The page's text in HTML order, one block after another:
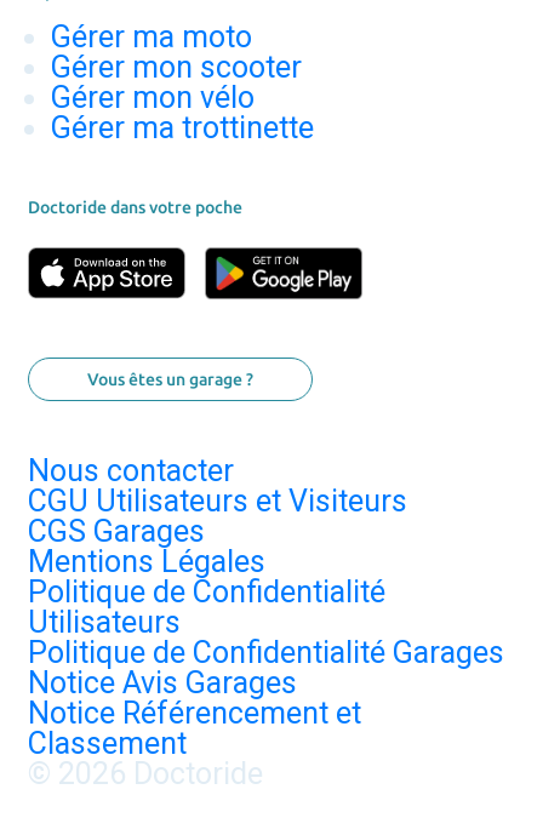
Gérer ma moto
Gérer mon scooter
Gérer mon vélo
Gérer ma trottinette
Doctoride dans votre poche
Vous êtes un garage ?
Nous contacter
CGU Utilisateurs et Visiteurs
CGS Garages
Mentions Légales
Politique de Confidentialité
Utilisateurs
Politique de Confidentialité Garages
Notice Avis Garages
Notice Référencement et
Classement
© 2026 Doctoride